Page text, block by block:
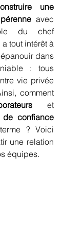
une
avec
du chef
tout intérêt à
dans
: tous
vie privée
confiance
? Voici
une relation
équipes.